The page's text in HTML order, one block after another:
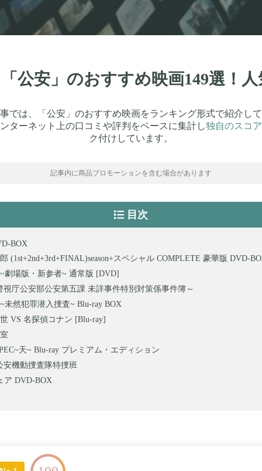
公安」のおすすめ映画149選！
では、「公安」のおすすめ映画をランキング形式で紹介し
ターネット上の口コミや評判をベースに集計し独自のスコア
ク付けしています。
記事内に商品プロモーションを含む場合があります
目次
BOX
(1st+2nd+3rd+FINAL)season+スペシャル COMPLETE 豪華版 DVD-
劇場版・新参者~ 通常版 [DVD]
視庁公安部公安第五課 未詳事件特別対策係事件簿～
未然犯罪潜入捜査~ Blu-ray BOX
VS 名探偵コナン [Blu-ray]
天~ Blu-ray プレミアム・エディション
安機動捜査隊特捜班
ア DVD-BOX